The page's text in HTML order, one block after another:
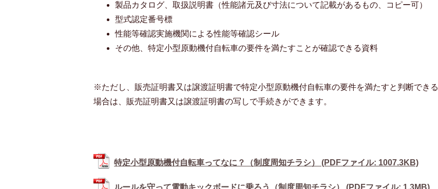
製品カタログ、取扱説明書（性能諸元及び寸法について記載があるもの、コピー可）
型式認定番号標
性能等確認実施機関による性能等確認シール
その他、特定小型原動機付自転車の要件を満たすことが確認できる資料
※ただし、販売証明書又は譲渡証明書で特定小型原動機付自転車の要件を満たすと判断できる
場合は、販売証明書又は譲渡証明書の写しで手続きができます。
特定小型原動機付自転車ってなに？（制度周知チラシ） (PDFファイル: 1007.3KB)